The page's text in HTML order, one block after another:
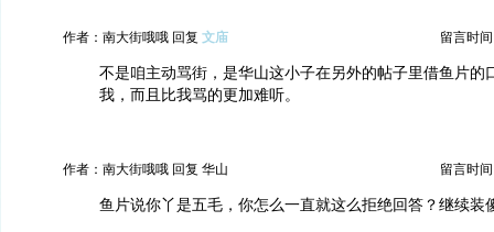
作者：南大街哦哦 回复 文庙 留言时间
不是咱主动骂街，是华山这小子在另外的帖子里借鱼片的
我，而且比我骂的更加难听。
作者：南大街哦哦 回复 华山 留言时间
鱼片说你丫是五毛，你怎么一直就这么拒绝回答？继续装